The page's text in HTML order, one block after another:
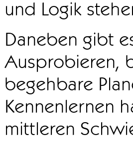
und Logik
Daneben gibt
Ausprobieren,
begehbare
Kennenlernen
mittleren